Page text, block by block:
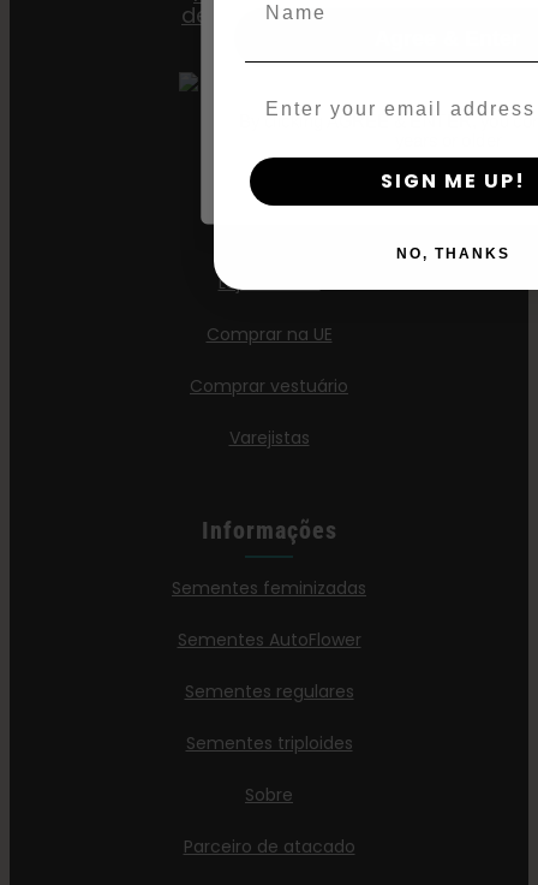
Loja nos EUA
Comprar na UE
Comprar vestuário
Varejistas
Informações
Sementes feminizadas
Sementes AutoFlower
Sementes regulares
Sementes triploides
Sobre
Parceiro de atacado
By clicking AGREE & ENTER, you
SIGN ME UP!
NO, THANKS